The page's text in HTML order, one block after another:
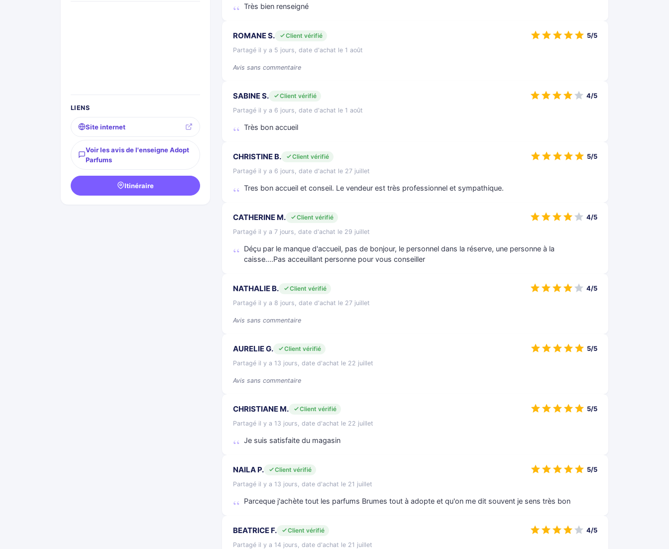
LIENS
Site internet
Voir les avis de l'enseigne Adopt
Parfums
Itinéraire
Très bien renseigné
ROMANE S.
Client vérifié
Partagé il y a 5 jours, date d'achat le 1 août
Avis sans commentaire
5/5
SABINE S.
Client vérifié
Partagé il y a 6 jours, date d'achat le 1 août
Très bon accueil
4/5
CHRISTINE B.
Client vérifié
Partagé il y a 6 jours, date d'achat le 27 juillet
Tres bon accueil et conseil. Le vendeur est très professionnel et sympathique.
5/5
CATHERINE M.
Client vérifié
Partagé il y a 7 jours, date d'achat le 29 juillet
Déçu par le manque d'accueil, pas de bonjour, le personnel dans la réserve, une personne à la
caisse....Pas acceuillant personne pour vous conseiller
4/5
NATHALIE B.
Client vérifié
Partagé il y a 8 jours, date d'achat le 27 juillet
Avis sans commentaire
4/5
AURELIE G.
Client vérifié
Partagé il y a 13 jours, date d'achat le 22 juillet
Avis sans commentaire
5/5
CHRISTIANE M.
Client vérifié
Partagé il y a 13 jours, date d'achat le 22 juillet
Je suis satisfaite du magasin
5/5
NAILA P.
Client vérifié
Partagé il y a 13 jours, date d'achat le 21 juillet
Parceque j'achète tout les parfums Brumes tout à adopte et qu'on me dit souvent je sens très bon
5/5
BEATRICE F.
Client vérifié
Partagé il y a 14 jours, date d'achat le 21 juillet
4/5